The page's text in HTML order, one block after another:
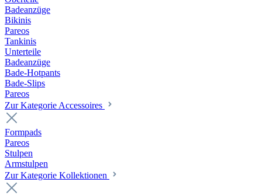
Badeanzüge
Bikinis
Pareos
Tankinis
Unterteile
Badeanzüge
Bade-Hotpants
Bade-Slips
Pareos
Zur Kategorie Accessoires
Formpads
Pareos
Stulpen
Armstulpen
Zur Kategorie Kollektionen